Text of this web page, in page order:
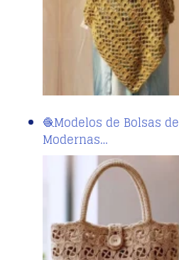
🧶Modelos de Bolsas
Modernas…